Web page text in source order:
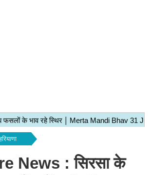
News : सिरसा के